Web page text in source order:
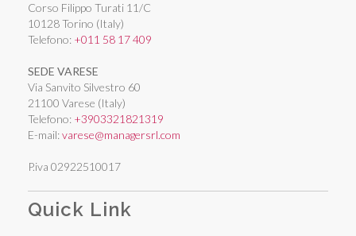
Corso Filippo Turati 11/C
10128 Torino (Italy)
Telefono: +011 58 17 409
SEDE VARESE
Via Sanvito Silvestro 60
21100 Varese (Italy)
Telefono: +3903321821319
E-mail:varese@managersrl.com
P.iva 02922510017
Quick Link